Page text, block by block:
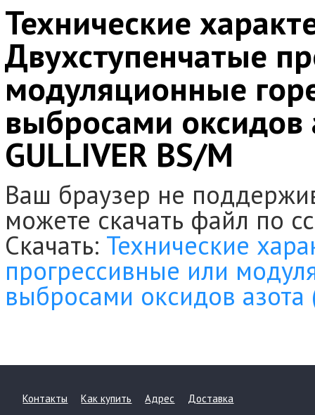
Технические
Двухступенчатые
модуляционные
выбросами оксидов
GULLIVER BS/M
Ваш браузер не
можете скачать файл по
Скачать: Технические
прогрессивные или
выбросами оксидов азота
Контакты Как купить Адрес Доставка